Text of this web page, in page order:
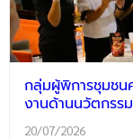
กลุ่มผู้พิการชุมช
งานด้านนวัตกรร
20/07/2026